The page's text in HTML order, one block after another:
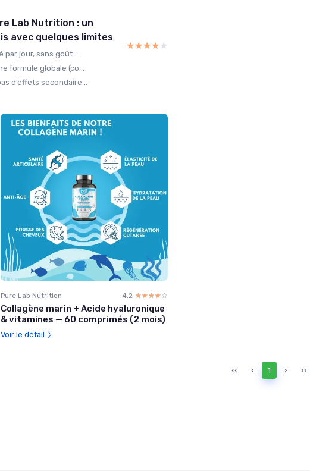
Lab Nutrition : un
avec quelques limites
par jour, sans goût...
formule globale (co...
d’effets secondaire...
★★★★★
★★★★★
Pure Lab Nutrition 4.2 ☆☆☆☆☆
★★★★★
Collagène marin + Acide hyaluronique
& vitamines — 60 comprimés (2 mois)
Voir le détail
‹‹ ‹ 1 › ››